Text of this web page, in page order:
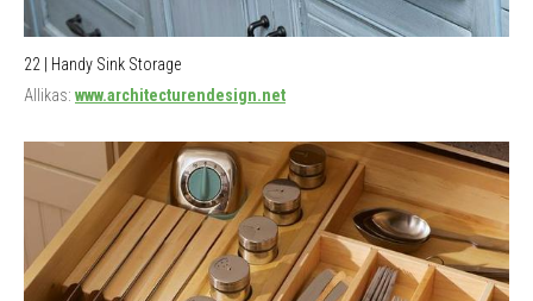
22 | Handy Sink Storage
Allikas: www.architecturendesign.net